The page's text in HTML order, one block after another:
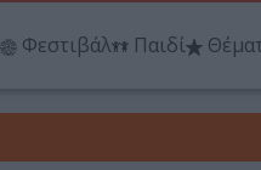
Φεστιβάλ Παιδί